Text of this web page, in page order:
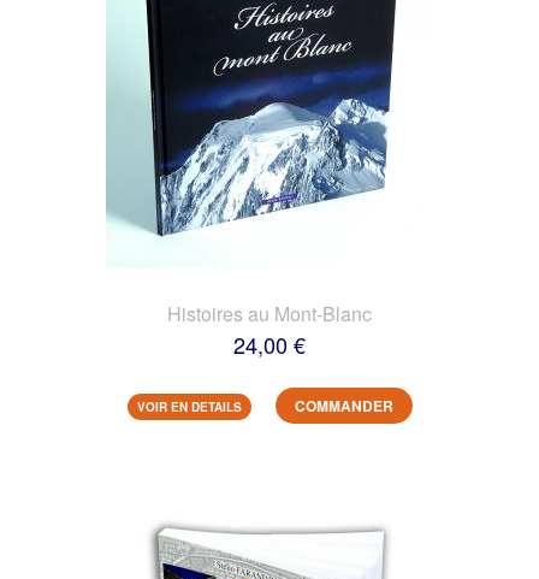
Histoires au Mont-Blanc
24,00 €
VOIR EN DETAILS COMMANDER